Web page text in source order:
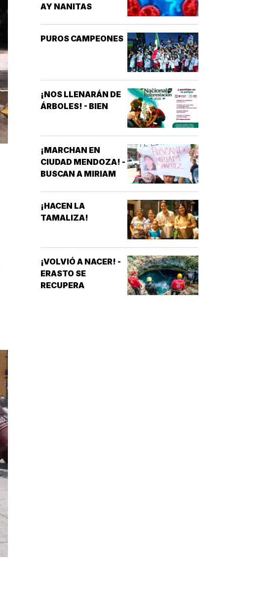
AY NANITAS
PUROS CAMPEONES
¡NOS LLENARÁN DE
ÁRBOLES! - BIEN
¡MARCHAN EN
CIUDAD MENDOZA! -
BUSCAN A MIRIAM
¡HACEN LA
TAMALIZA!
¡VOLVIÓ A NACER! -
ERASTO SE
RECUPERA